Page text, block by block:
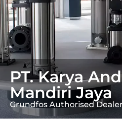
PT. Karya
Mandiri Jaya
Grundfos Authorised